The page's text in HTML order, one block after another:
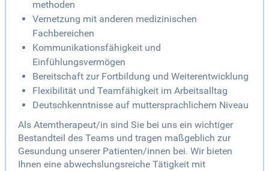
methoden
Vernetzung mit anderen medizinischen
Fachbereichen
Kommunikationsfähigkeit und
Einfühlungsvermögen
Bereitschaft zur Fortbildung und Weiterentwicklung
Flexibilität und Teamfähigkeit im Arbeitsalltag
Deutschkenntnisse auf muttersprachlichem Niveau
Als Atemtherapeut/in sind Sie bei uns ein wichtiger
Bestandteil des Teams und tragen maßgeblich zur
Gesundung unserer Patienten/innen bei. Wir bieten
Ihnen eine abwechslungsreiche Tätigkeit mit